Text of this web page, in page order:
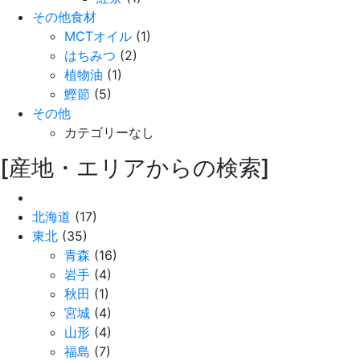
その他食材
MCTオイル (1)
はちみつ (2)
植物油 (1)
鰹節 (5)
その他
カテゴリーなし
[産地・エリアからの検索]
北海道 (17)
東北 (35)
青森 (16)
岩手 (4)
秋田 (1)
宮城 (4)
山形 (4)
福島 (7)